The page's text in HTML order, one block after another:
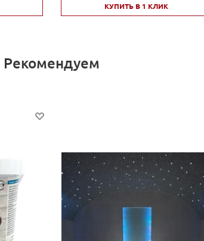
КУПИТЬ В 1 КЛИК
Рекомендуем